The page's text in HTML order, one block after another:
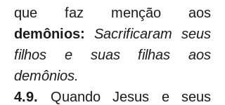
demônios:
Sacrificaram seus
filhos e suas filhas aos
demônios.
4.9. Quando Jesus e seus